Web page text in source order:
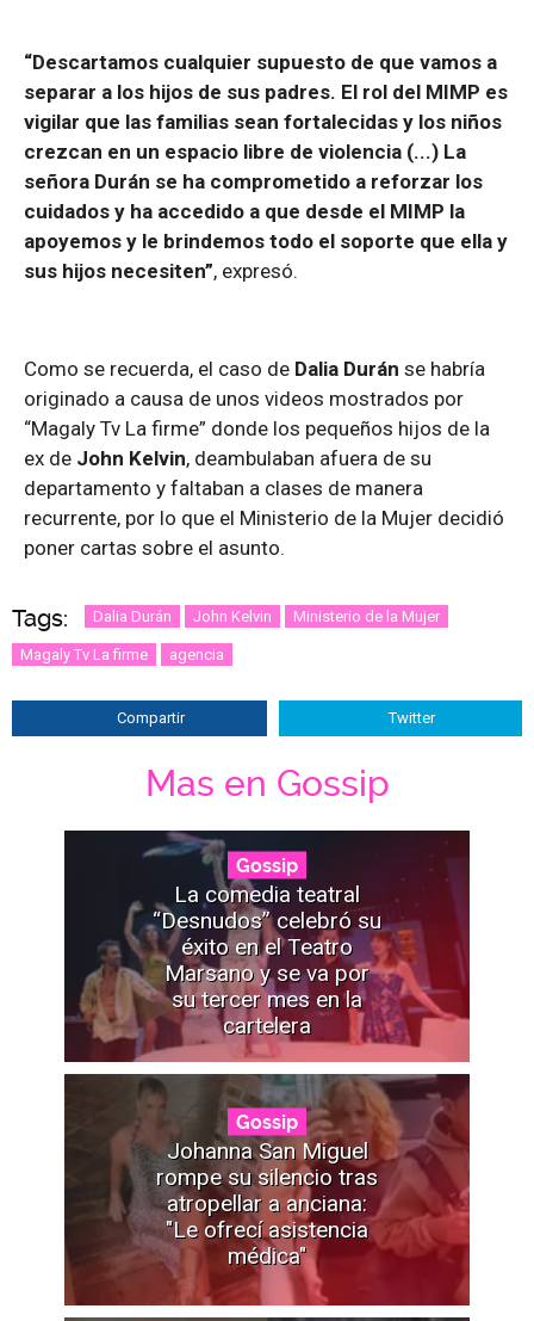
“Descartamos cualquier supuesto de que vamos a
separar a los hijos de sus padres. El rol del MIMP es
vigilar que las familias sean fortalecidas y los niños
crezcan en un espacio libre de violencia (...) La
señora Durán se ha comprometido a reforzar los
cuidados y ha accedido a que desde el MIMP la
apoyemos y le brindemos todo el soporte que ella y
sus hijos necesiten”, expresó.
Como se recuerda, el caso de Dalia Durán se habría
originado a causa de unos videos mostrados por
“Magaly Tv La firme” donde los pequeños hijos de la
ex de John Kelvin, deambulaban afuera de su
departamento y faltaban a clases de manera
recurrente, por lo que el Ministerio de la Mujer decidió
poner cartas sobre el asunto.
Tags: Dalia Durán John Kelvin Ministerio de la Mujer
Magaly Tv La firme agencia
Compartir Twitter
Mas en Gossip
Gossip
La comedia teatral
“Desnudos” celebró su
éxito en el Teatro
Marsano y se va por
su tercer mes en la
cartelera
Gossip
Johanna San Miguel
rompe su silencio tras
atropellar a anciana:
"Le ofrecí asistencia
médica"